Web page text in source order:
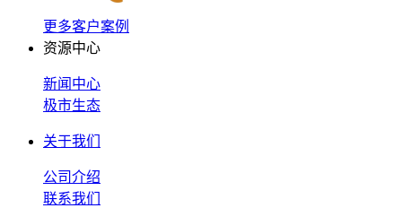
更多客户案例
资源中心
新闻中心
极市生态
关于我们
公司介绍
联系我们